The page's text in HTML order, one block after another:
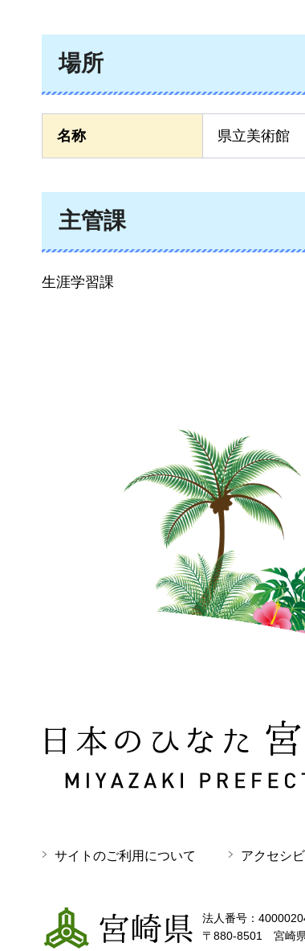
場所
名称 県立美術館
主管課
生涯学習課
日本のひなた 宮崎県 MIYAZAKI
サイトのご利用について アクセシ
宮崎県
法人番号：
〒880-8501 宮崎